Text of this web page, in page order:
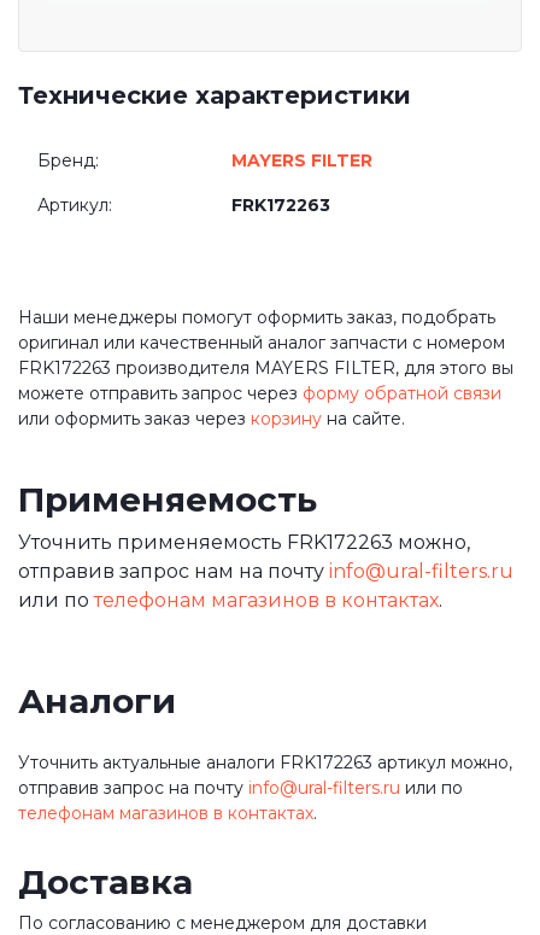
Технические характеристики
Бренд: MAYERS FILTER
Артикул: FRK172263
Наши менеджеры помогут оформить заказ, подобрать
оригинал или качественный аналог запчасти с номером
FRK172263 производителя MAYERS FILTER, для этого вы
можете отправить запрос через форму обратной связи
или оформить заказ через корзину на сайте.
Применяемость
Уточнить применяемость FRK172263 можно,
отправив запрос нам на почту info@ural-filters.ru
или потелефонам магазинов в контактах.
Аналоги
Уточнить актуальные аналоги FRK172263 артикул можно,
отправив запрос на почту info@ural-filters.ru или по
телефонам магазинов в контактах.
Доставка
По согласованию с менеджером для доставки